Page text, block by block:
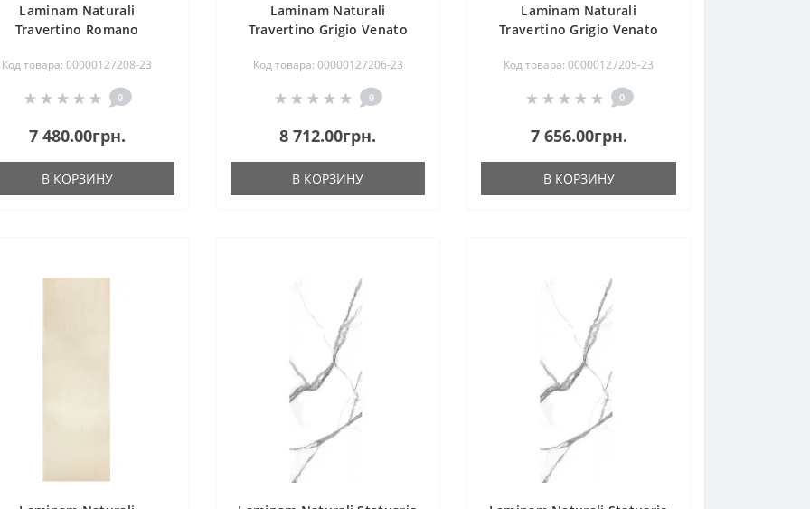
Laminam Naturali
Travertino Romano
Код товара: 00000127208-23
0
7 480.00грн.
В КОРЗИНУ
Laminam Naturali
Travertino Grigio Venato
Код товара: 00000127206-23
0
8 712.00грн.
В КОРЗИНУ
Laminam Naturali
Travertino Grigio Venato
Код товара: 00000127205-23
0
7 656.00грн.
В КОРЗИНУ